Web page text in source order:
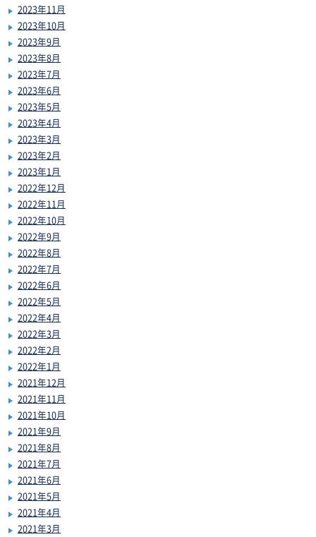
2023年11月
2023年10月
2023年9月
2023年8月
2023年7月
2023年6月
2023年5月
2023年4月
2023年3月
2023年2月
2023年1月
2022年12月
2022年11月
2022年10月
2022年9月
2022年8月
2022年7月
2022年6月
2022年5月
2022年4月
2022年3月
2022年2月
2022年1月
2021年12月
2021年11月
2021年10月
2021年9月
2021年8月
2021年7月
2021年6月
2021年5月
2021年4月
2021年3月